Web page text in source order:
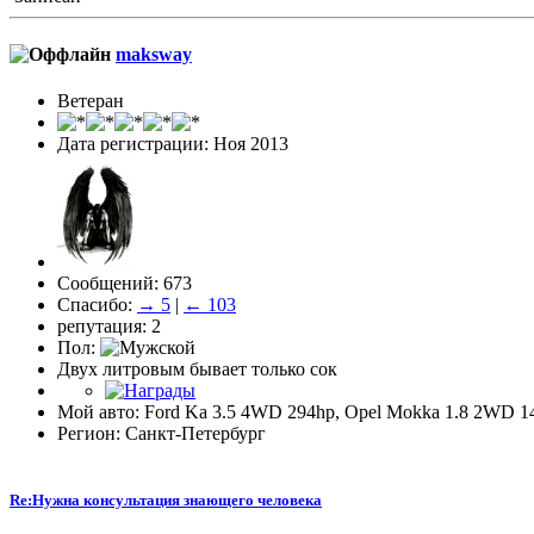
maksway
Ветеран
Дата регистрации: Ноя 2013
Сообщений: 673
Спасибо: → 5 | ← 103
репутация: 2
Пол:
Двух литровым бывает только сок
Мой авто: Ford Ka 3.5 4WD 294hp, Opel Mokka 1.8 2WD
Регион: Санкт-Петербург
Re:Нужна консультация знающего человека